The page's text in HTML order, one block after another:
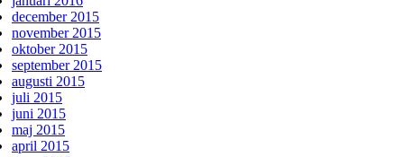
december 2015
november 2015
oktober 2015
september 2015
augusti 2015
juli 2015
juni 2015
maj 2015
april 2015